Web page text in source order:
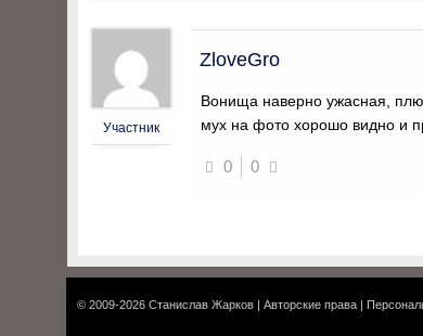
Участник
ZloveGro
Вонища наверно ужасная,
мух на фото хорошо видно и
0 0
© 2009-2026 Станислав Жарков | Авторские права |